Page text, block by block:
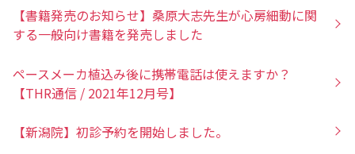
【書籍発売のお知らせ】桑原大志先生が心房細動に関
する一般向け書籍を発売しました
ペースメーカ植込み後に携帯電話は使えますか？
【THR通信 / 2021年12月号】
【新潟院】初診予約を開始しました。